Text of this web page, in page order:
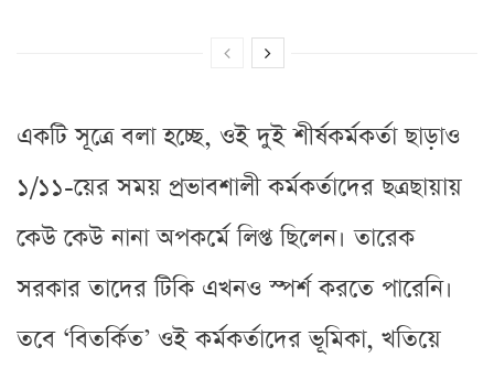
একটি সূত্রে বলা হচ্ছে, ওই দুই শীর্ষকর্মকর্তা ছাড়াও
১/১১-য়ের সময় প্রভাবশালী কর্মকর্তাদের ছত্রছায়ায়
কেউ কেউ নানা অপকর্মে লিপ্ত ছিলেন। তারেক
সরকার তাদের টিকি এখনও স্পর্শ করতে পারেনি।
তবে ‘বিতর্কিত’ ওই কর্মকর্তাদের ভূমিকা, খতিয়ে